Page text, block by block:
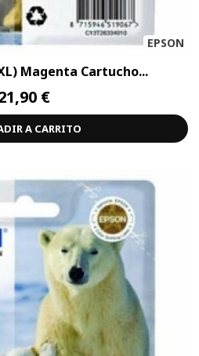
EPSON
Magenta Cartucho...
€
A CARRITO